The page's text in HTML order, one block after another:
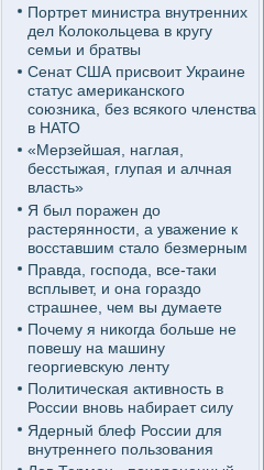
Портрет министра внутренних
дел Колокольцева в кругу
семьи и братвы
Сенат США присвоит Украине
статус американского
союзника, без всякого членства
в НАТО
«Мерзейшая, наглая,
бесстыжая, глупая и алчная
власть»
Я был поражен до
растерянности, а уважение к
восставшим стало безмерным
Правда, господа, все-таки
всплывет, и она гораздо
страшнее, чем вы думаете
Почему я никогда больше не
повешу на машину
георгиевскую ленту
Политическая активность в
России вновь набирает силу
Ядерный блеф России для
внутреннего пользования